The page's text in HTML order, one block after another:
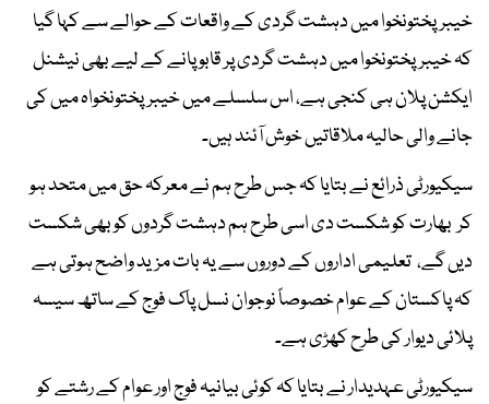
خیبرپختونخوا میں دہشت گردی کے واقعات کے حوالے سے کہا گیا
کہ خیبرپختونخوا میں دہشت گردی پر قابو پانے کے لیے بھی نیشنل
ایکشن پلان ہی کنجی ہے، اس سلسلے میں خیبرپختونخواہ میں کی
جانے والی حالیہ ملاقاتیں خوش آئند ہیں۔
سیکیورٹی ذرائع نے بتایا کہ جس طرح ہم نے معرکہ حق میں متحد ہو
کر بھارت کو شکست دی اسی طرح ہم دہشت گردوں کو بھی شکست
دیں گے، تعلیمی اداروں کے دوروں سے یہ بات مزید واضح ہوتی ہے
کہ پاکستان کے عوام خصوصاً نوجوان نسل پاک فوج کے ساتھ سیسہ
پلائی دیوار کی طرح کھڑی ہے۔
سیکیورٹی عہدیدار نے بتایا کہ کوئی بیانیہ فوج اور عوام کے رشتے کو